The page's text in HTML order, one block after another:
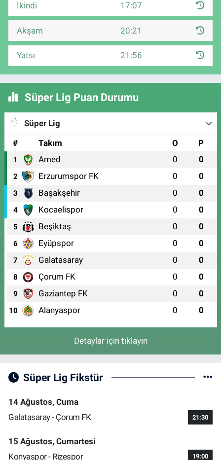
İkindi 17:07
Akşam 20:21
Yatsı 21:56
Süper Lig Puan Durumu
Süper Lig
#
Takım O P
1 Amed 0 0
2 Erzurumspor FK 0 0
3 Başakşehir 0 0
4 Kocaelispor 0 0
5 Beşiktaş 0 0
6 Eyüpspor 0 0
7 Galatasaray 0 0
8 Çorum FK 0 0
9 Gaziantep FK 0 0
10 Alanyaspor 0 0
Detaylar için tıklayın
Süper Lig Fikstür
14 Ağustos, Cuma
Galatasaray - Çorum FK
21:30
15 Ağustos, Cumartesi
Konyaspor - Rizespor
19:00